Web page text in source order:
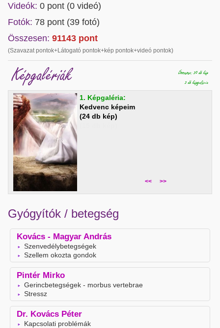
Videók: 0 pont (0 videó)
Fotók: 78 pont (39 fotó)
Összesen: 91143 pont
(Szavazat pontok+Látogató pontok+kép pontok+videó pontok)
Képgalériák
Összesen: 39 db kép
3 db képgaléria
1. Képgaléria:
Kedvenc képeim
(24 db kép)
<< >>
Gyógyítók / betegség
Kovács - Magyar András
Szenvedélybetegségek
Szellem okozta gondok
Pintér Mirko
Gerincbetegségek - morbus vertebrae
Stressz
Dr. Kovács Péter
Kapcsolati problémák